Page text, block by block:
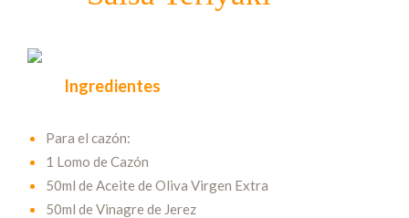
Ingredientes
Para el cazón:
1 Lomo de Cazón
50ml de Aceite de Oliva Virgen Extra
50ml de Vinagre de Jerez